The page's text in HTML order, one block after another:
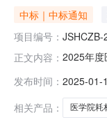
中标｜中标通知
项目编号：
正文内容： 2025年度
地址：扬
需求服务
发布时间： 2025-01-
相关产品：
医学院耗